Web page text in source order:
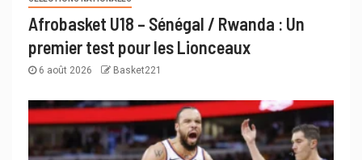
Afrobasket U18 – Sénégal / Rwanda : Un
premier test pour les Lionceaux
6 août 2026 Basket221